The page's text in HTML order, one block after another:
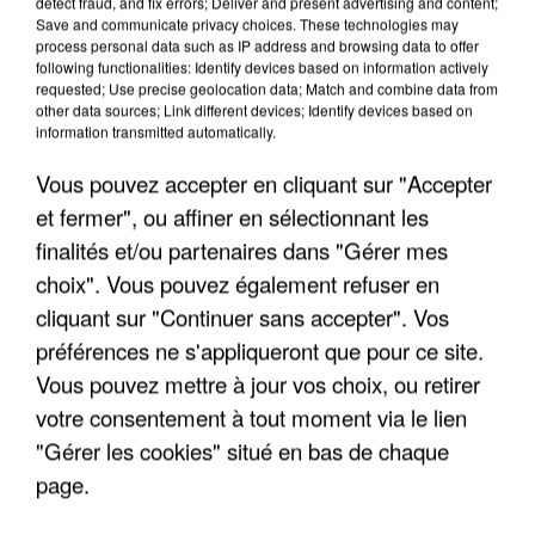
LES INTERVIEWS CHANTE
FRANCE
Voir plus
Save and communicate privacy choices. These technologies may
process personal data such as IP address and browsing data to offer
following functionalities: Identify devices based on information actively
requested; Use precise geolocation data; Match and combine data from
other data sources; Link different devices; Identify devices based on
information transmitted automatically.
Vous pouvez accepter en cliquant sur "Accepter
et fermer", ou affiner en sélectionnant les
finalités et/ou partenaires dans "Gérer mes
choix". Vous pouvez également refuser en
cliquant sur "Continuer sans accepter". Vos
préférences ne s'appliqueront que pour ce site.
Vous pouvez mettre à jour vos choix, ou retirer
votre consentement à tout moment via le lien
"Gérer les cookies" situé en bas de chaque
page.